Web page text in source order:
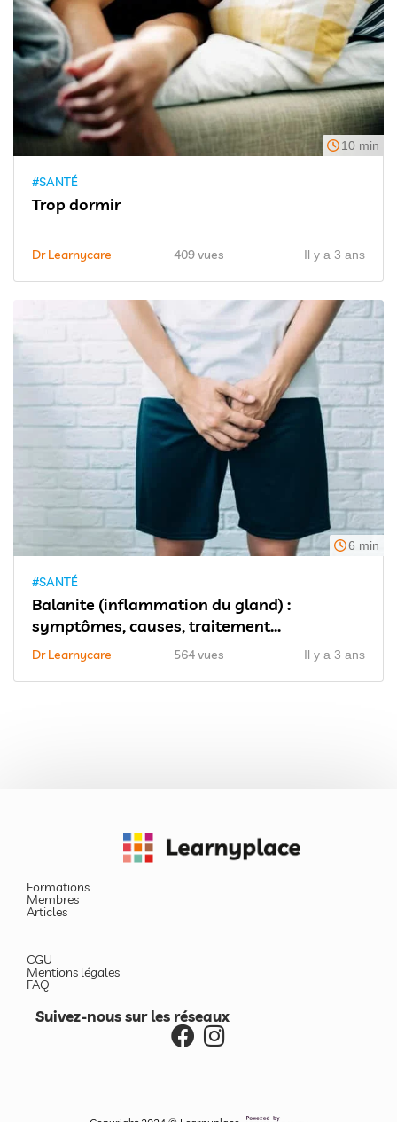
10 min
#SANTÉ
Trop dormir
Dr Learnycare 409 vues Il y a 3 ans
6 min
#SANTÉ
Balanite (inflammation du gland) :
symptômes, causes, traitement...
Dr Learnycare 564 vues Il y a 3 ans
Formations
Membres
Articles
CGU
Mentions légales
FAQ
Suivez-nous sur les réseaux